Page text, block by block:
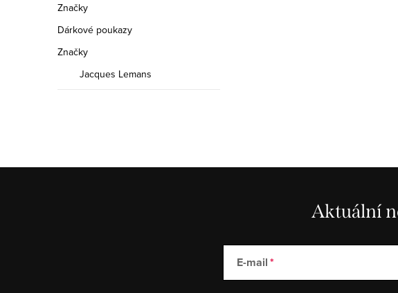
Značky
Dárkové poukazy
Značky
Jacques Lemans
Aktuální
E-mail